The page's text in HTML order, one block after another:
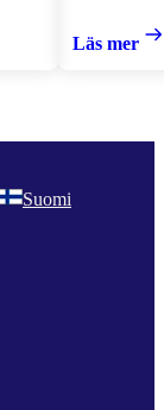
Läs mer
Suomi